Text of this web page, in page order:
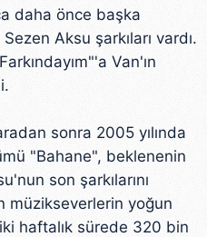
daha önce başka
Aksu şarkıları vardı.
Van'ın
sonra 2005 yılında
"Bahane", beklenenin
son şarkılarını
müzikseverlerin yoğun
haftalık sürede 320 bin